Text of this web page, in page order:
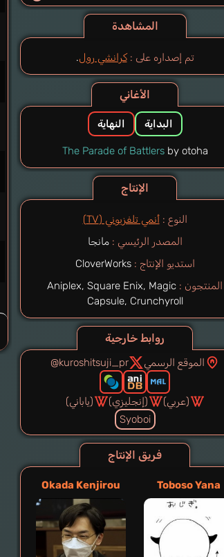
المشاهدة
تم إصداره على : كرانشي رول.
الأغاني
البداية النهاية
The Parade of Battlersby otoha
الإنتاج
النوع :أنمي تلفزيوني (TV)
المصدر الرئيسي : مانجا
استديو الإنتاج : CloverWorks
المنتجون : Aniplex, Square Enix, Magic
Capsule, Crunchyroll
روابط خارجية
الموقع الرسمي @kuroshitsuji_pr
(عربي) (إنجليزي)
(ياباني)
Syoboi
فريق الإنتاج
Toboso Yana
Okada Kenjirou